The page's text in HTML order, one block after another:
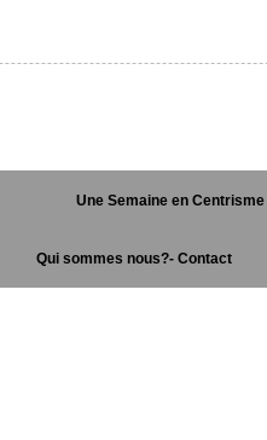
Une Semaine en Centrisme
Qui sommes nous?- Contact